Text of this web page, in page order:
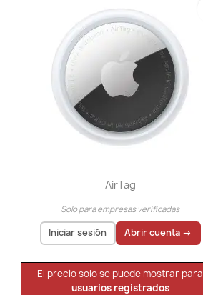
AirTag
Solo para empresas verificadas
Iniciar sesión Abrir cuenta →
El precio solo se puede mostrar para
usuarios registrados